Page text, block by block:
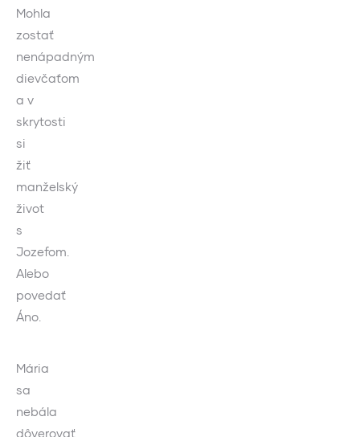
Mohla
zostať
nenápadným
dievčaťom
a v
skrytosti
si
žiť
manželský
život
s
Jozefom.
Alebo
povedať
Áno.
Mária
sa
nebála
dôverovať